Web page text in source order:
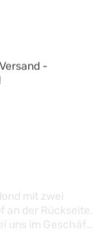
mit zwei
an der Rückseite.
uns im Geschäft